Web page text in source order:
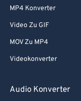
MP4 Konverter
Video Zu GIF
MOV Zu MP4
Videokonverter
Audio Konverter